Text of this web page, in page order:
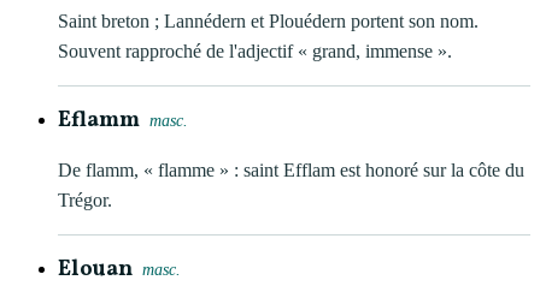
Saint breton ; Lannédern et Plouédern portent son nom.
Souvent rapproché de l'adjectif « grand, immense ».
Eflamm masc.
De flamm, « flamme » : saint Efflam est honoré sur la côte du
Trégor.
Elouan masc.